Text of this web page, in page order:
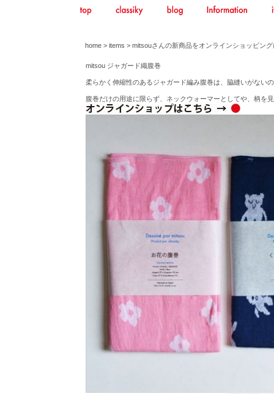
home > items > mitsouさんの新商品をオンラインショッピン
mitsou ジャガード織腹巻
柔らかく伸縮性のあるジャガード編み腹巻は、脇縫いがない
腹巻だけの用途に限らず、ネックウォーマーとしてや、柄を